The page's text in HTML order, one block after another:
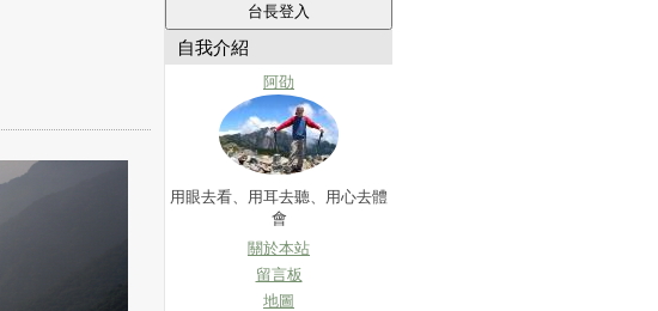
自我介紹
阿劭
用眼去看、用耳去聽、用心去體
會
關於本站
留言板
地圖